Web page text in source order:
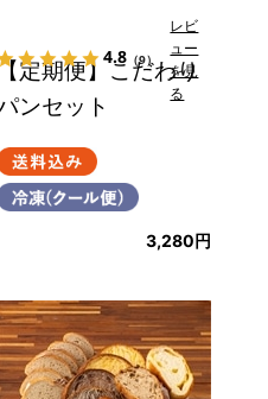
【定期便】こだわり
ンセット
4.8 （9）
レビ
ュー
を見
る
3,280円